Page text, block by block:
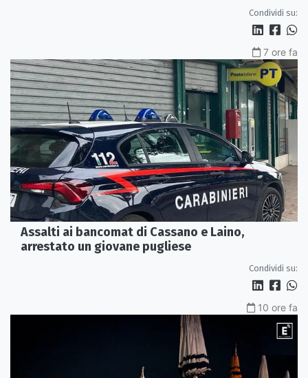
Condividi su:
7 ore fa
Assalti ai bancomat di Cassano e Laino,
arrestato un giovane pugliese
Condividi su:
10 ore fa